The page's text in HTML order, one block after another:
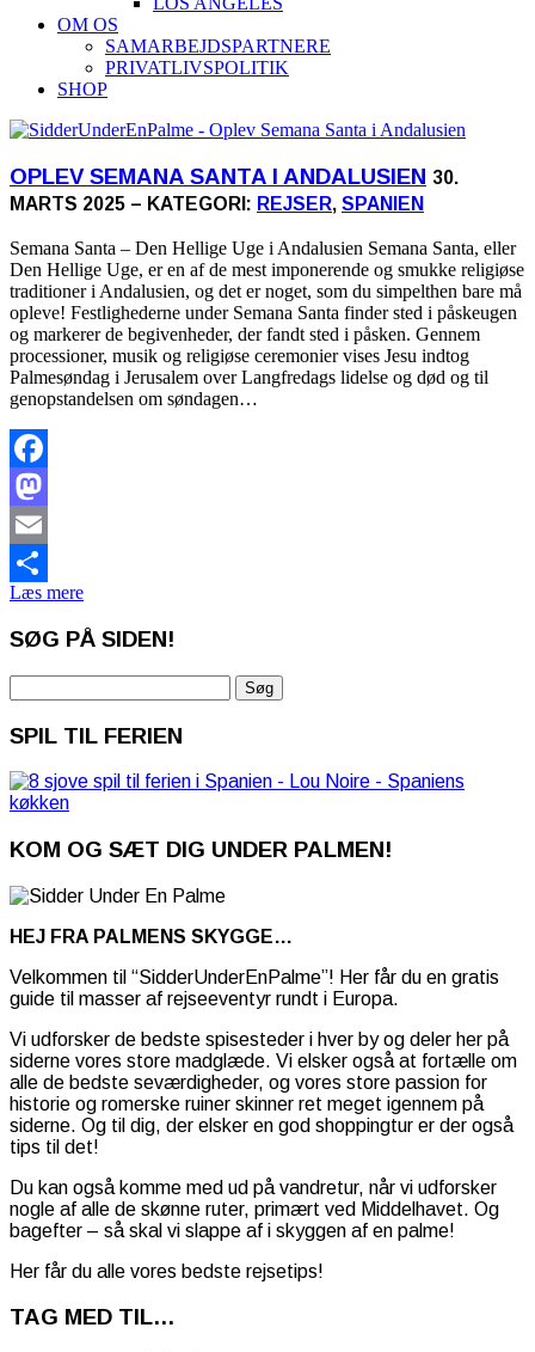
OM OS
SAMARBEJDSPARTNERE
PRIVATLIVSPOLITIK
SHOP
OPLEV SEMANA SANTA I ANDALUSIEN 30.
MARTS 2025 – KATEGORI: REJSER, SPANIEN
Semana Santa – Den Hellige Uge i Andalusien Semana Santa, eller
Den Hellige Uge, er en af de mest imponerende og smukke religiøse
traditioner i Andalusien, og det er noget, som du simpelthen bare må
opleve! Festlighederne under Semana Santa finder sted i påskeugen
og markerer de begivenheder, der fandt sted i påsken. Gennem
processioner, musik og religiøse ceremonier vises Jesu indtog
Palmesøndag i Jerusalem over Langfredags lidelse og død og til
genopstandelsen om søndagen…
Facebook
Mastodon
Email
Share
Læs mere
SØG PÅ SIDEN!
efter:
SPIL TIL FERIEN
KOM OG SÆT DIG UNDER PALMEN!
HEJ FRA PALMENS SKYGGE…
Velkommen til “SidderUnderEnPalme”! Her får du en gratis
guide til masser af rejseeventyr rundt i Europa.
Vi udforsker de bedste spisesteder i hver by og deler her på
siderne vores store madglæde. Vi elsker også at fortælle om
alle de bedste seværdigheder, og vores store passion for
historie og romerske ruiner skinner ret meget igennem på
siderne. Og til dig, der elsker en god shoppingtur er der også
tips til det!
Du kan også komme med ud på vandretur, når vi udforsker
nogle af alle de skønne ruter, primært ved Middelhavet. Og
bagefter – så skal vi slappe af i skyggen af en palme!
Her får du alle vores bedste rejsetips!
TAG MED TIL…